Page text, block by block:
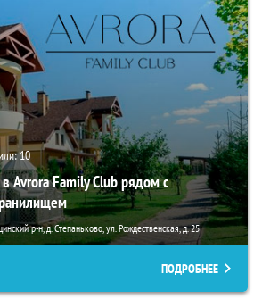
10
Avrora Family Club рядом с
р-н, д. Степаньково, ул. Рождественская, д. 25
ПОДРОБНЕЕ